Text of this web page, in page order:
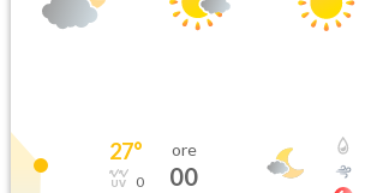
27°
0
ore
00